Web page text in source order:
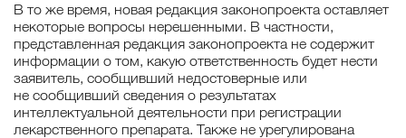
В то же время, новая редакция законопроекта оставляет
некоторые вопросы нерешенными. В частности,
представленная редакция законопроекта не содержит
информации о том, какую ответственность будет нести
заявитель, сообщивший недостоверные или
не сообщивший сведения о результатах
интеллектуальной деятельности при регистрации
лекарственного препарата. Также не урегулирована